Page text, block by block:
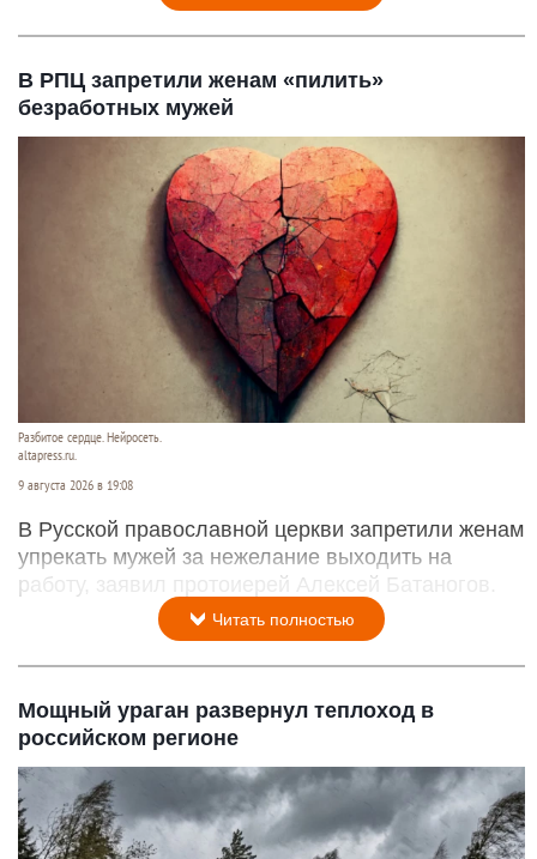
В РПЦ запретили женам «пилить»
безработных мужей
Разбитое сердце. Нейросеть.
altapress.ru.
9 августа 2026 в 19:08
В Русской православной церкви запретили женам
упрекать мужей за нежелание выходить на
работу, заявил протоиерей Алексей Батаногов.
Читать полностью
Мощный ураган развернул теплоход в
российском регионе